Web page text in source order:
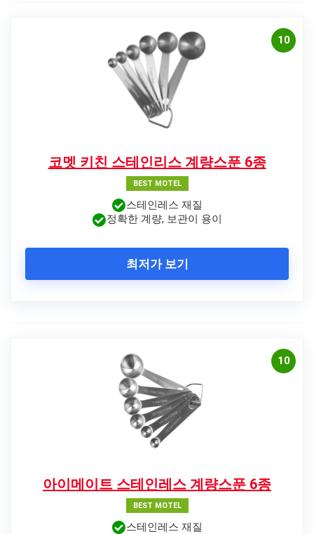
10
코멧 키친 스테인리스 계량스푼 6종
BEST MOTEL
스테인레스 재질
정확한 계량, 보관이 용이
최저가 보기
10
아이메이트 스테인레스 계량스푼 6종
BEST MOTEL
스테인레스 재질